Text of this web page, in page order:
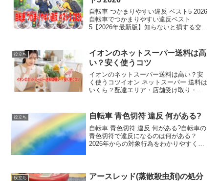
自転車 つかまりやすい違反 ベスト5 2026
自転車でつかまりやすい違反ベスト
5【2026年最新版】知らないと損する交通
違反になる可能性があります。特に2026
年は制度...
役立ち
イオンのネットスーパー送料は高
い？安く使うコツ
イオンのネットスーパー送料は高い？安
く使うコツイオン ネットスーパー 送料は
いくら？配達エリア・店舗受け取り・確
ない日、イオンのネットスーパーはとて
も便利です。ただし、...
役立ち 自転車 青色切符 違反 何がある?
自転車 青色切符 違反 何がある?自転車の
青色切符で違反になるのは何がある？
2026年からの対象行為をわかりやすく解
けでなく、青切符...
役立ち
アースレッド(蒸散殺虫剤)の処分